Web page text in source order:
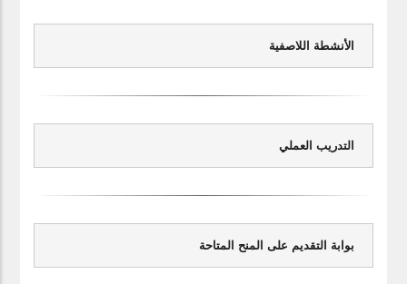
الأنشطة اللاصفية
التدريب العملي
بوابة التقديم على المنح المتاحة